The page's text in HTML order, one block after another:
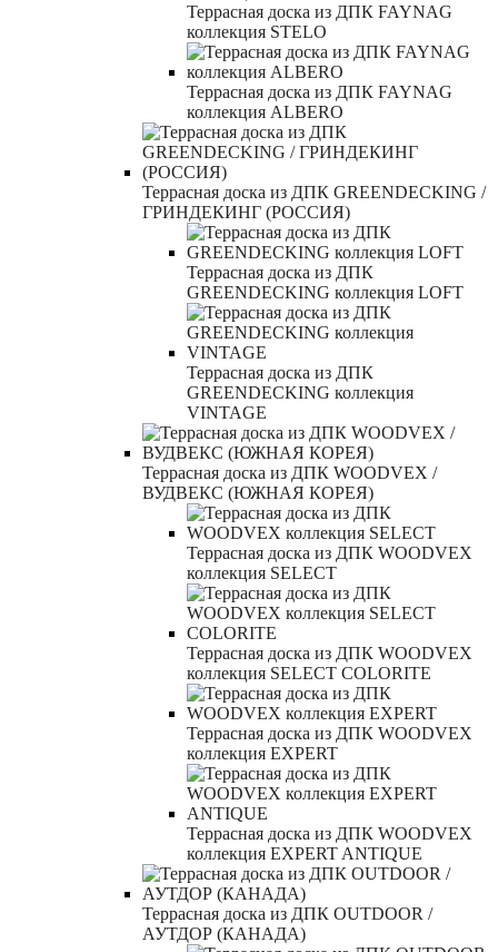
Террасная доска из ДПК FAYNAG
коллекция STELO
Террасная доска из ДПК FAYNAG
коллекция ALBERO
Террасная доска из ДПК GREENDECKING /
ГРИНДЕКИНГ (РОССИЯ)
Террасная доска из ДПК
GREENDECKING коллекция LOFT
Террасная доска из ДПК
GREENDECKING коллекция
VINTAGE
Террасная доска из ДПК WOODVEX /
ВУДВЕКС (ЮЖНАЯ КОРЕЯ)
Террасная доска из ДПК WOODVEX
коллекция SELECT
Террасная доска из ДПК WOODVEX
коллекция SELECT COLORITE
Террасная доска из ДПК WOODVEX
коллекция EXPERT
Террасная доска из ДПК WOODVEX
коллекция EXPERT ANTIQUE
Террасная доска из ДПК OUTDOOR /
АУТДОР (КАНАДА)